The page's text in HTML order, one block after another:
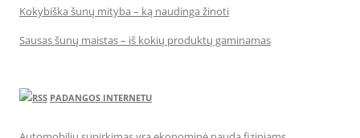
Kokybiška šunų mityba – ką naudinga žinoti
Sausas šunų maistas – iš kokių produktų gaminamas
PADANGOS INTERNETU